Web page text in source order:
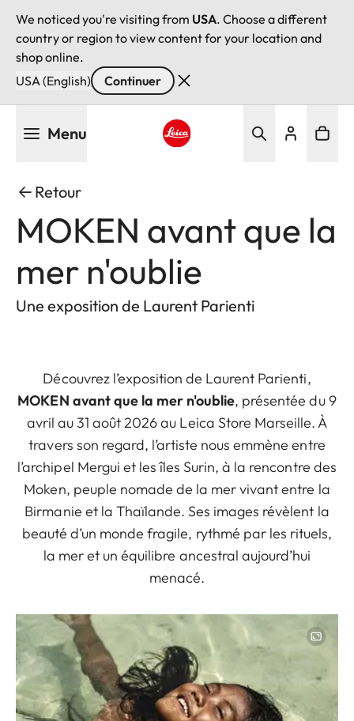
We noticed you're visiting from USA. Choose a different
country or region to view content for your location and
shop online.
USA (English)
Continuer
Menu
Retour
MOKEN avant que la
mer n'oublie
Une exposition de Laurent Parienti
Découvrez l’exposition de Laurent Parienti,
MOKEN avant que la mer n'oublie, présentée du 9
avril au 31 août 2026 au Leica Store Marseille. À
travers son regard, l’artiste nous emmène entre
l’archipel Mergui et les îles Surin, à la rencontre des
Moken, peuple nomade de la mer vivant entre la
Birmanie et la Thaïlande. Ses images révèlent la
beauté d’un monde fragile, rythmé par les rituels,
la mer et un équilibre ancestral aujourd’hui
menacé.
Image